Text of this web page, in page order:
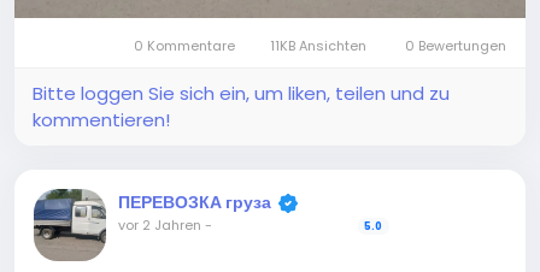
0 Kommentare 11KB Ansichten 0 Bewertungen
Bitte loggen Sie sich ein, um liken, teilen und zu
kommentieren!
ПЕРЕВОЗКА груза
vor 2 Jahren - 5.0